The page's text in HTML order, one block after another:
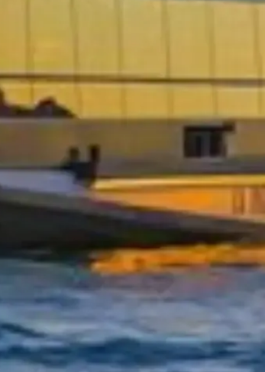
Přeskočte frontu se svými vstupenkami
Objevte naše nejlepší možnosti vstupenek, navržené pro pohodlnou
návštěvu s prioritním vstupem a odborným vedením.
Plavby po Seině
Vytěžte z návštěvy maximum
Tento web je nezávislý a není spojen s žádnou konkrétní
společností provozující plavby.
Tento web seinecruises.paris je nezávislá informační platforma
věnovaná Plavby po Seině.
Každá registrovaná značka nebo ochranná známka je majetkem
svého vlastníka. Pro dotazy týkající se vstupenek kontaktujte přímo
poskytovatele vstupenek.
Kontaktujte nás